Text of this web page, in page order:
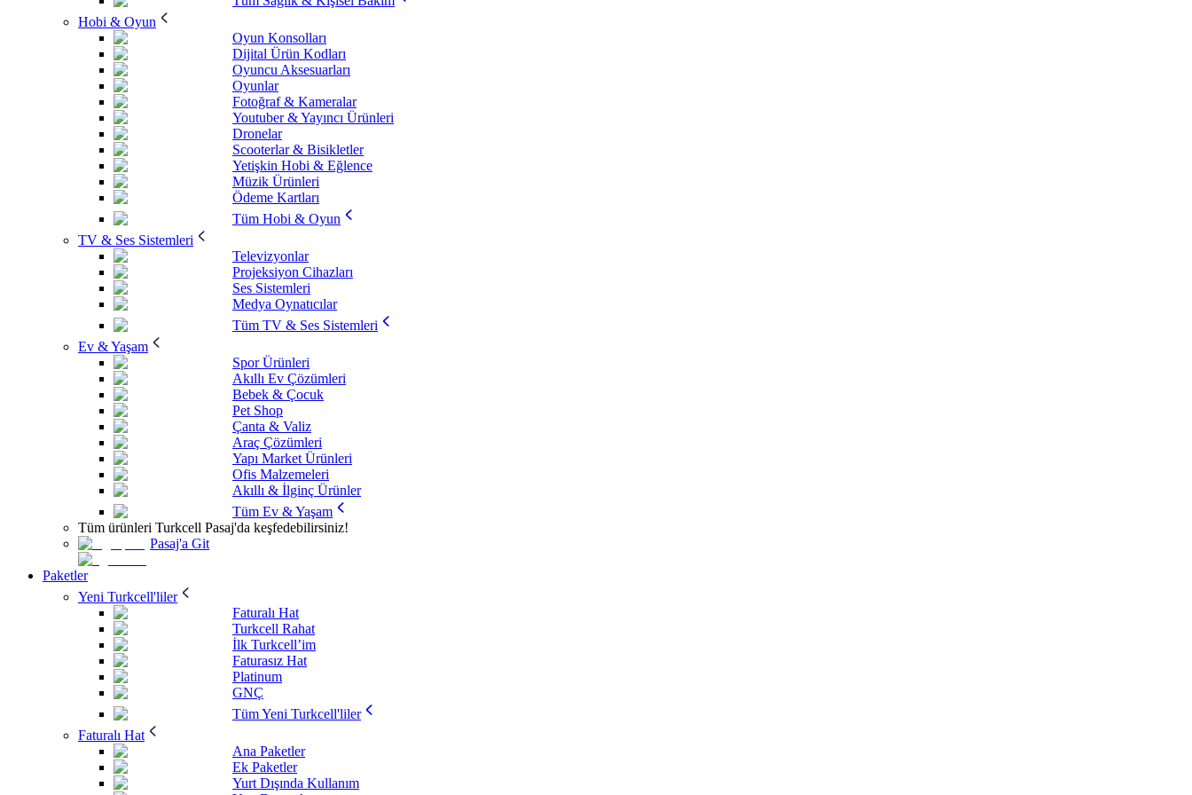
Hobi & Oyun
Oyun Konsolları
Dijital Ürün Kodları
Oyuncu Aksesuarları
Oyunlar
Fotoğraf & Kameralar
Youtuber & Yayıncı Ürünleri
Dronelar
Scooterlar & Bisikletler
Yetişkin Hobi & Eğlence
Müzik Ürünleri
Ödeme Kartları
Tüm Hobi & Oyun
TV & Ses Sistemleri
Televizyonlar
Projeksiyon Cihazları
Ses Sistemleri
Medya Oynatıcılar
Tüm TV & Ses Sistemleri
Ev & Yaşam
Spor Ürünleri
Akıllı Ev Çözümleri
Bebek & Çocuk
Pet Shop
Çanta & Valiz
Araç Çözümleri
Yapı Market Ürünleri
Ofis Malzemeleri
Akıllı & İlginç Ürünler
Tüm Ev & Yaşam
Tüm ürünleri Turkcell Pasaj'da keşfedebilirsiniz!
Pasaj'a Git
Paketler
Yeni Turkcell'liler
Faturalı Hat
Turkcell Rahat
İlk Turkcell’im
Faturasız Hat
Platinum
GNÇ
Tüm Yeni Turkcell'liler
Faturalı Hat
Ana Paketler
Ek Paketler
Yurt Dışında Kullanım